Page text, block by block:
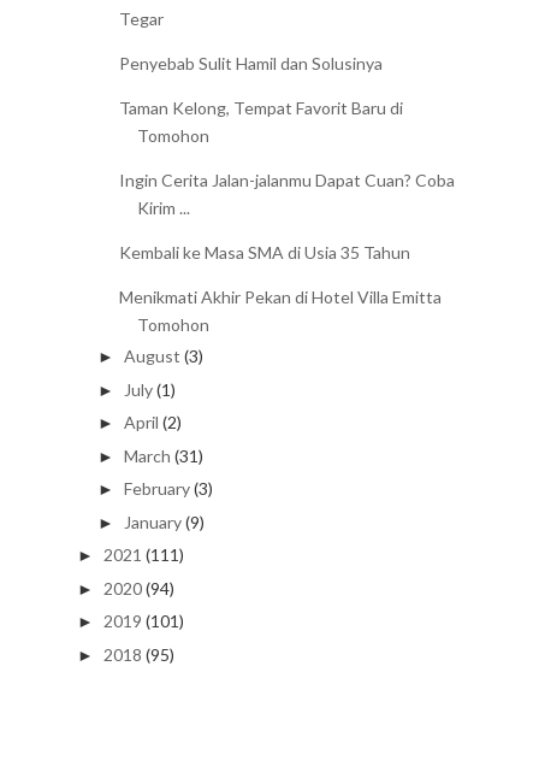
Tegar
Penyebab Sulit Hamil dan Solusinya
Taman Kelong, Tempat Favorit Baru di
Tomohon
Ingin Cerita Jalan-jalanmu Dapat Cuan? Coba
Kirim ...
Kembali ke Masa SMA di Usia 35 Tahun
Menikmati Akhir Pekan di Hotel Villa Emitta
Tomohon
► August (3)
► July(1)
► April (2)
► March (31)
► February(3)
► January(9)
► 2021 (111)
► 2020(94)
► 2019 (101)
► 2018 (95)